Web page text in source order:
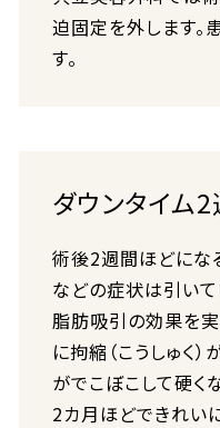
迫固定を外します。
す。
ダウンタイム
術後2週間ほどにな
などの症状は引いて
脂肪吸引の効果を実
に拘縮（こうしゅく
がでこぼこして硬く
2カ月ほどできれい